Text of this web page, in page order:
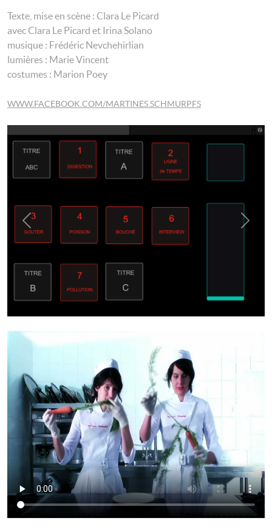
Texte, mise en scène : Clara Le Picard
avec Clara Le Picard et Irina Solano
musique : Frédéric Nevchehirlian
lumières : Marie Vincent
costumes : Marion Poey
WWW.FACEBOOK.COM/MARTINES.SCHMURPFS
Previous Next